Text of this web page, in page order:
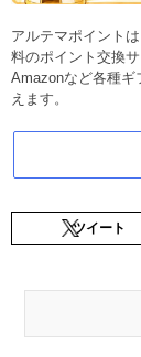
アルテマポイント
料のポイント交換
Amazonなど各種ギ
えます。
ツイート